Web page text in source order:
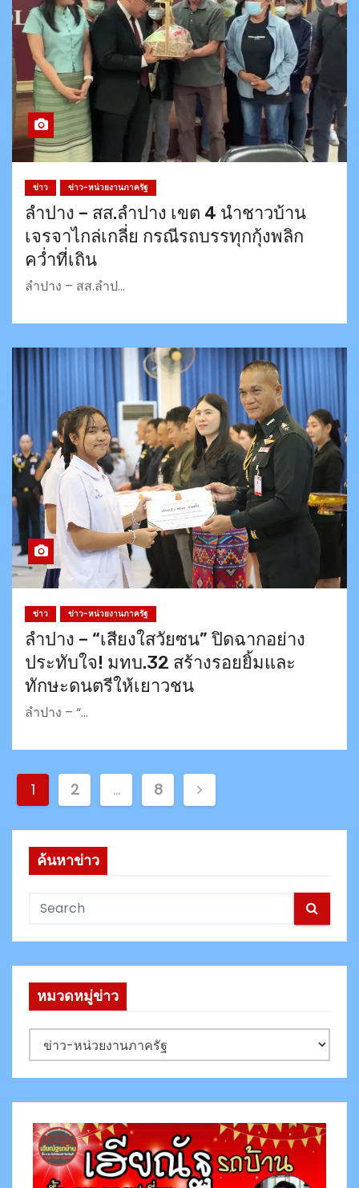
ข่าว ข่าว-หน่วยงานภาครัฐ
ลำปาง – สส.ลำปาง เขต 4 นำชาวบ้าน
เจรจาไกล่เกลี่ย กรณีรถบรรทุกกุ้งพลิก
คว่ำที่เถิน
ลำปาง – สส.ลำป…
ข่าว ข่าว-หน่วยงานภาครัฐ
ลำปาง – “เสียงใสวัยซน” ปิดฉากอย่าง
ประทับใจ! มทบ.32 สร้างรอยยิ้มและ
ทักษะดนตรีให้เยาวชน
ลำปาง – “…
o
p
1 2 … 8
ค้นหาข่าว
หมวดหมู่ข่าว
ม
ว
ด
ห
มู่
ข่